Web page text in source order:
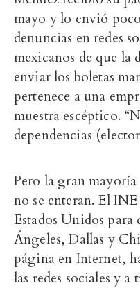
mayo y lo envió
denuncias en redes
mexicanos de que la
enviar los boletas
pertenece a una
muestra escéptico.
dependencias
Pero la gran
no se enteran. El
Estados Unidos
Ángeles, Dallas y
página en Internet,
las redes sociales y a